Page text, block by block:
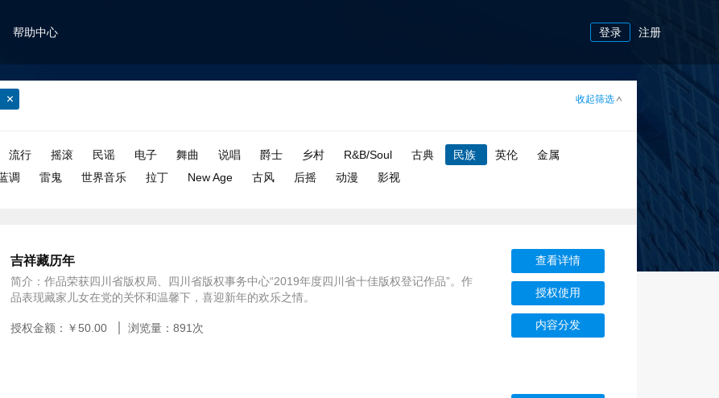
帮助中心 登录 注册
收起筛选
流行 摇滚 民谣 电子 舞曲 说唱 爵士 乡村 R&B/Soul 古典 民族 英伦
金属
调 雷鬼 世界音乐 拉丁 New Age 古风 后摇 动漫 影视
吉祥藏历年
简介：作品荣获四川省版权局、四川省版权事务中心“2019年度四川省十佳版权登记作品”。作
品表现藏家儿女在党的关怀和温馨下，喜迎新年的欢乐之情。
授权金额：￥ 50.00 浏览量：891 次
查看详情
授权使用
内容分发